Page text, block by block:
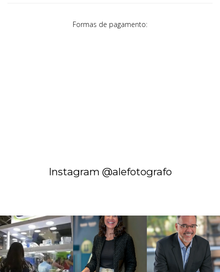
Formas de pagamento:
Instagram @alefotografo